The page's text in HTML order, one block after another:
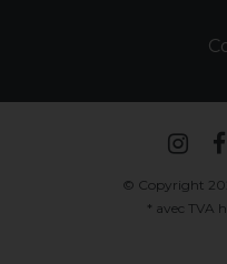
© Copyright
* avec TVA